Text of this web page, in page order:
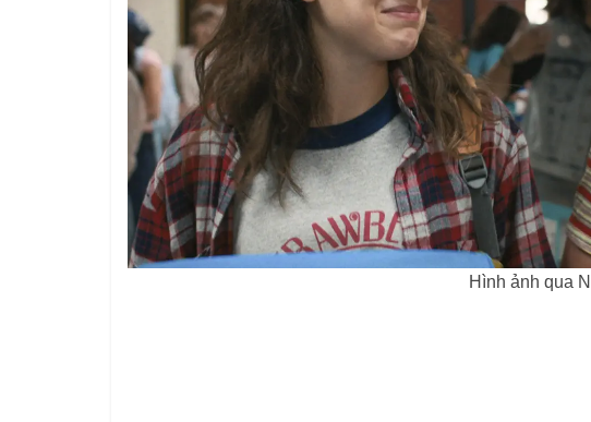
Hình ảnh qua